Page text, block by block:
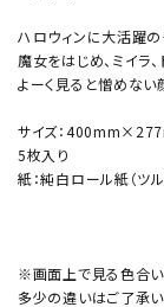
ハロウィンに大活躍の
魔女をはじめ、ミイラ、
よーく見ると憎めな
サイズ：
5枚入り
紙：純白ロール紙（ツ
※画面上で見る色合い
多少の違いはご了承い